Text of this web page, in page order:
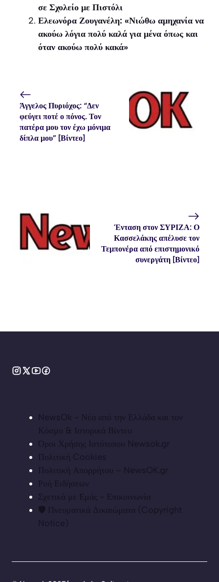
σε Σχολείο με Πιστόλι
Ελεωνόρα Ζουγανέλη: «Νιώθω αμηχανία να
ακούω λόγια πολύ καλά για μένα όπως και
όταν ακούω πολύ κακά»
Άγγελος Πυριόχος: “Δεν
φεύγει ποτέ ο πόνος. Τον
πατέρα μου τον έχω μόνιμα
δίπλα μου” [Βίντεο]
Ένταση στον ΣΥΡΙΖΑ: Ο
Κασσελάκης απέλυσε τον
Τεμπονέρα από επιστημονικό
συνεργάτη [Βίντεο]
NewsOk - Νέα από την Ελλάδα και τον
Κόσμο & Ιστορικά Βίντεο
Όροι Χρήσης Ιστότοπου Newsok.gr
Πολιτική Cookies
Πολιτική Απορρήτου – NewsOK.gr
Ροή Ειδήσεων
Σχετικά με Εμάς - Επικοινωνία
🛡️ Πνευματικά Δικαιώματα (Copyright
Notice)